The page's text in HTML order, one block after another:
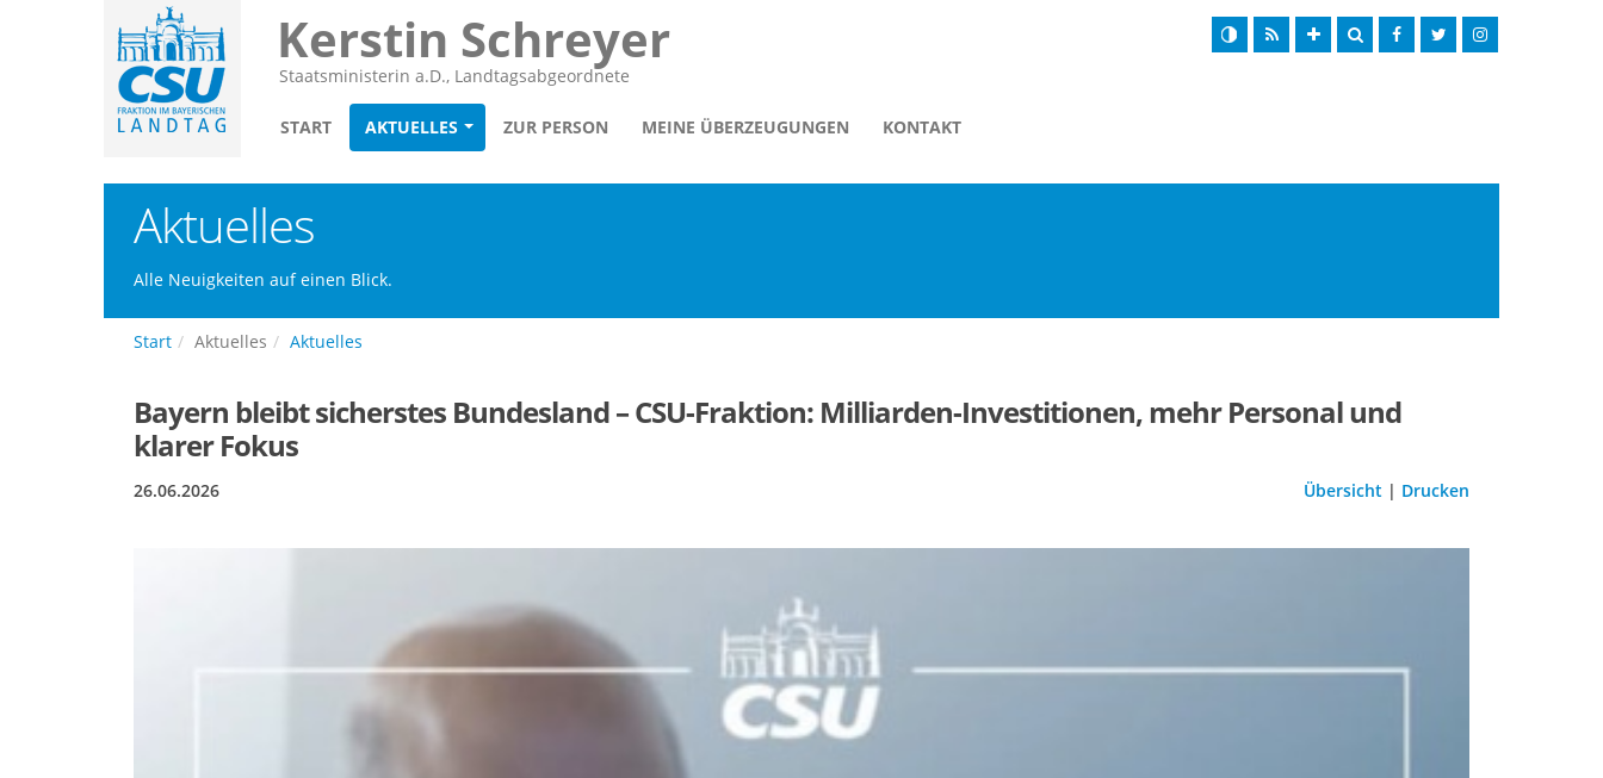
Kerstin Schreyer
Staatsministerin a.D., Landtagsabgeordnete
START AKTUELLES ZUR PERSON MEINE ÜBERZEUGUNGEN KONTAKT
Aktuelles
Alle Neuigkeiten auf einen Blick.
Start Aktuelles Aktuelles
Bayern bleibt sicherstes Bundesland – CSU-Fraktion: Milliarden-Investitionen, mehr Personal und
klarer Fokus
26.06.2026 Übersicht | Drucken